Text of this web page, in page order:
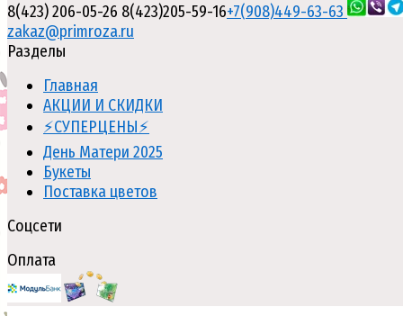
8(423) 206-05-26 8(423)205-59-16+7(908)449-63-63
zakaz@primroza.ru
Разделы
Главная
АКЦИИ И СКИДКИ
⚡СУПЕРЦЕНЫ⚡
День Матери 2025
Букеты
Поставка цветов
Соцсети
Оплата